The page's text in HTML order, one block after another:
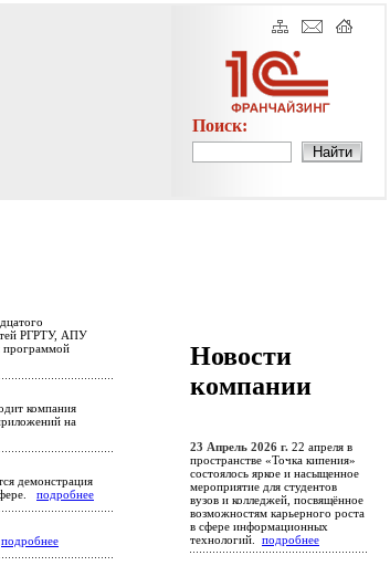
Поиск:
РГРТУ, АПУ
программой
компания
на
демонстрация
подробнее
подробнее
Новости
компании
23 Апрель 2026 г. 22 апреля в
пространстве «Точка кипения»
состоялось яркое и насыщенное
мероприятие для студентов
вузов и колледжей, посвящённое
возможностям карьерного роста
в сфере информационных
технологий. подробнее